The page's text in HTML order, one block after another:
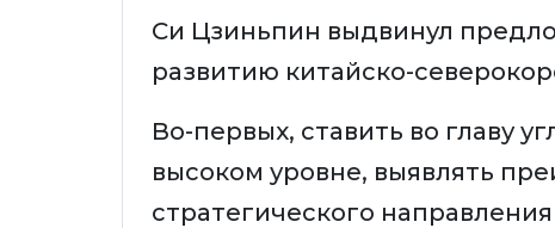
Си Цзиньпин выдвинул
развитию китайско-
Во-первых, ставить во главу
высоком уровне, выявлять
стратегического